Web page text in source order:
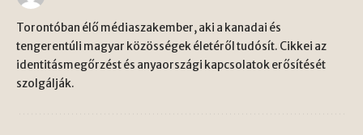
Torontóban élő médiaszakember, aki a kanadai és
tengerentúli magyar közösségek életéről tudósít. Cikkei az
identitásmegőrzést és anyaországi kapcsolatok erősítését
szolgálják.